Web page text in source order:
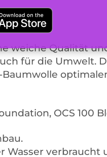
weiche Qualität
für die Umwelt.
OCS 100
verbraucht